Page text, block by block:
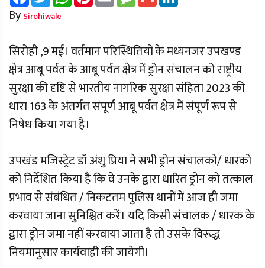
By Sirohiwale
सिरोही ,9 मई। वर्तमान परिस्थितियों के मध्यनजर उपखण्ड
क्षेत्र आबू पर्वत के आबू पर्वत क्षेत्र में ड्रोन संचालन को राष्ट्रीय
सुरक्षा की दृष्टि से भारतीय नागरिक सुरक्षा संहिता 2023 की
धारा 163 के अंतर्गत संपूर्ण आबू पर्वत क्षेत्र में संपूर्ण रूप से
निषेध किया गया है।
उपखंड मजिस्ट्रेट डॉ अंशु प्रिया ने सभी ड्रोन संचालको/ धारको
को निर्देशित किया है कि वे उनके द्वारा धारित ड्रोन को तत्काल
प्रभाव से संबंधित / निकटतम पुलिस थानों में आज ही जमा
करवाया जाना सुनिश्चित करें। यदि किसी संचालक / धारक के
द्वारा ड्रोन जमा नहीं करवाया जाता है तो उसके विरूद्ध
नियमानुसार कार्यवाही की जायेगी।